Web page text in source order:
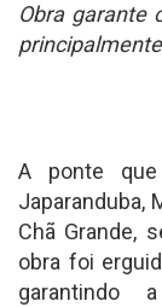
Obra garante
A ponte
Japaranduba,
Chã Grande,
obra foi
garantindo